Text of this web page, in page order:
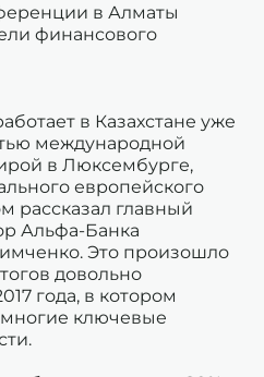
в Алматы
финансового
в Казахстане уже
международной
в Люксембурге,
европейского
рассказал главный
Альфа-Банка
Это произошло
довольно
года, в котором
ключевые